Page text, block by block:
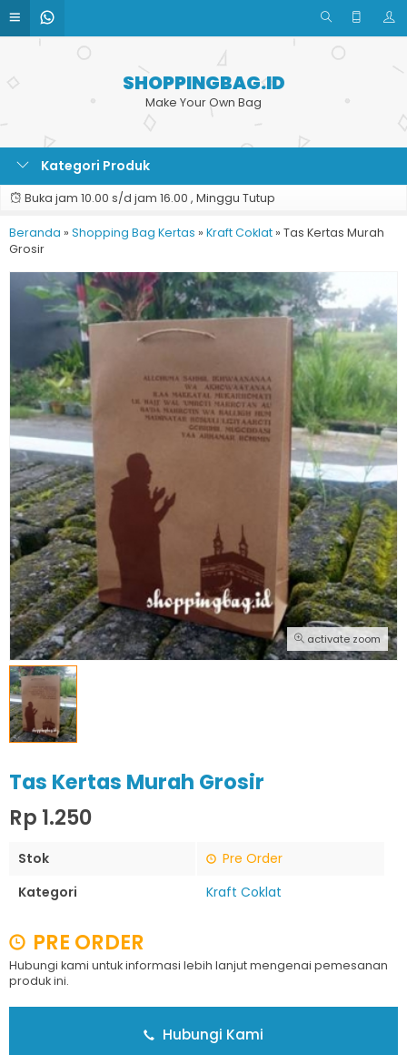
SHOPPINGBAG.ID
Make Your Own Bag
Kategori Produk
Buka jam 10.00 s/d jam 16.00 , Minggu Tutup
Beranda » Shopping Bag Kertas » Kraft Coklat » Tas Kertas Murah
Grosir
activate zoom
Tas Kertas Murah Grosir
Rp 1.250
Stok
Pre Order
Kategori
Kraft Coklat
PRE ORDER
Hubungi kami untuk informasi lebih lanjut mengenai pemesanan
produk ini.
Hubungi Kami